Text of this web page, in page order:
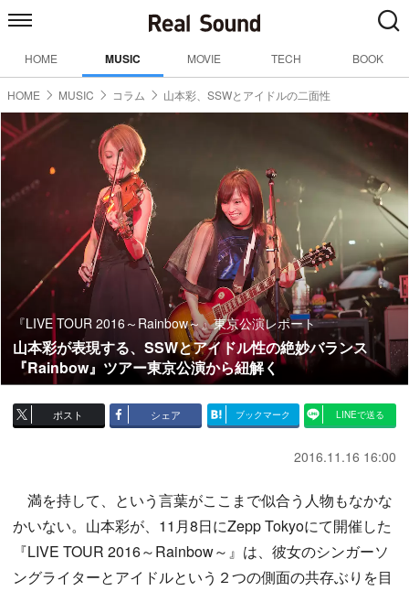
HOME MUSIC MOVIE TECH BOOK
HOME MUSIC コラム 山本彩、SSWとアイドルの二面性
『LIVE TOUR 2016～Rainbow～』東京公演レポート
山本彩が表現する、SSWとアイドル性の絶妙バランス
『Rainbow』ツアー東京公演から紐解く
ポスト シェア ブックマーク LINEで送る
2016.11.16 16:00
満を持して、という言葉がここまで似合う人物もなかな
かいない。山本彩が、11月8日にZepp Tokyoにて開催した
『LIVE TOUR 2016～Rainbow～』は、彼女のシンガーソ
ングライターとアイドルという２つの側面の共存ぶりを目